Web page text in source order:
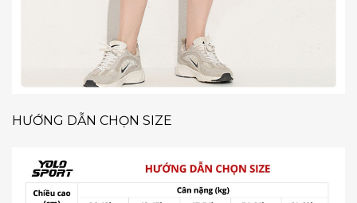
HƯỚNG DẪN CHỌN SIZE